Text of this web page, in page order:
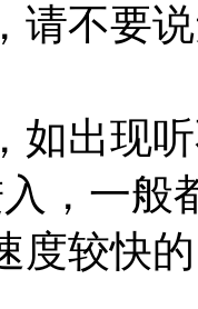
请不要
如出现
，一般
度较快